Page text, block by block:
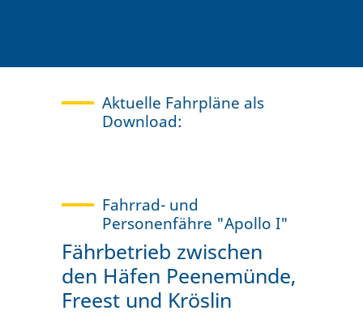
Aktuelle Fahrpläne als
Download:
Fahrrad- und
Personenfähre "Apollo I"
Fährbetrieb zwischen
den Häfen Peenemünde,
Freest und Kröslin